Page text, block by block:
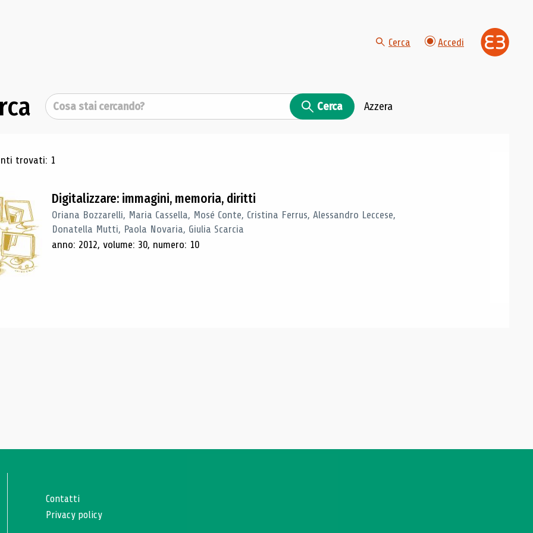
Cerca Accedi
Cerca Cerca Azzera
di ricerca
trovati: 1
Digitalizzare: immagini, memoria, diritti
Oriana Bozzarelli, Maria Cassella, Mosé Conte, Cristina Ferrus, Alessandro Leccese,
Donatella Mutti, Paola Novaria, Giulia Scarcia
anno: 2012, volume: 30, numero: 10
Contatti
Privacy policy